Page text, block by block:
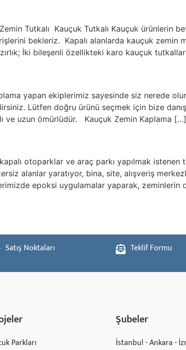
Tutkalı Kauçuk Tutkalı Kauçuk ürünlerin
bekleriz. Kapalı alanlarda kauçuk zemin
İki bileşenli özellikteki karo kauçuk
yapan ekiplerimiz sayesinde siz nerede
Lütfen doğru ürünü seçmek için bize
ve uzun ömürlüdür. Kauçuk Zemin Kaplama […]
otoparklar ve araç parkı yapılmak
alanlar yaratıyor, bina, site, alışveriş
epoksi uygulamalar yaparak, zeminlerin
Satış Noktaları Teklif Formu
Parkları
Şubeler
İstanbul - Ankara -